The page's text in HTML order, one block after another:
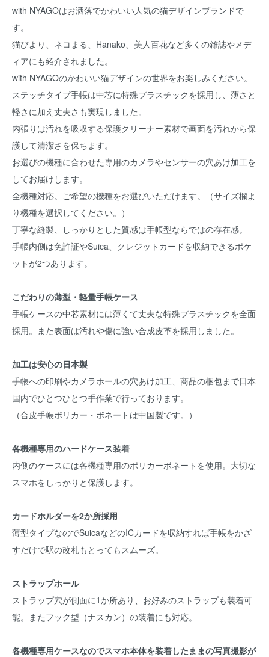
with NYAGOはお洒落でかわいい人気の猫デザインブランドで
す。
猫びより、ネコまる、Hanako、美人百花など多くの雑誌やメデ
ィアにも紹介されました。
with NYAGOのかわいい猫デザインの世界をお楽しみください。
ステッチタイプ手帳は中芯に特殊プラスチックを採用し、薄さと
軽さに加え丈夫さも実現しました。
内張りは汚れを吸収する保護クリーナー素材で画面を汚れから保
護して清潔さを保ちます。
お選びの機種に合わせた専用のカメラやセンサーの穴あけ加工を
してお届けします。
全機種対応。ご希望の機種をお選びいただけます。（サイズ欄よ
り機種を選択してください。）
丁寧な縫製、しっかりとした質感は手帳型ならではの存在感。
手帳内側は免許証やSuica、クレジットカードを収納できるポケ
ットが2つあります。
こだわりの薄型・軽量手帳ケース
手帳ケースの中芯素材には薄くて丈夫な特殊プラスチックを全面
採用。また表面は汚れや傷に強い合成皮革を採用しました。
加工は安心の日本製
手帳への印刷やカメラホールの穴あけ加工、商品の梱包まで日本
国内でひとつひとつ手作業で行っております。
（合皮手帳ポリカー・ボネートは中国製です。）
各機種専用のハードケース装着
内側のケースには各機種専用のポリカーボネートを使用。大切な
スマホをしっかりと保護します。
カードホルダーを2か所採用
薄型タイプなのでSuicaなどのICカードを収納すれば手帳をかざ
すだけで駅の改札もとってもスムーズ。
ストラップホール
ストラップ穴が側面に1か所あり、お好みのストラップも装着可
能。またフック型（ナスカン）の装着にも対応。
各機種専用ケースなのでスマホ本体を装着したままの写真撮影が